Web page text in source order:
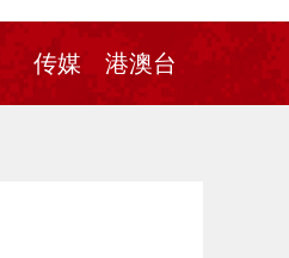
传媒 港澳台